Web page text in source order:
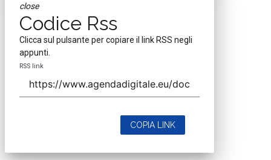
close
Codice Rss
Clicca sul pulsante per copiare il link RSS negli
appunti.
RSS link
COPIA LINK